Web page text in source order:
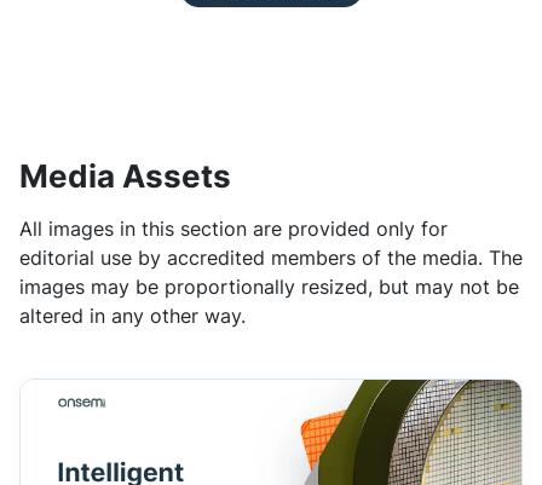
Media Assets
All images in this section are provided only for
editorial use by accredited members of the media. The
images may be proportionally resized, but may not be
altered in any other way.